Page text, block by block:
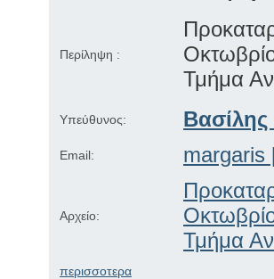
Περίληψη :
Τμήμα
Υπεύθυνος:
Email: margaris
Αρχείο:
Τμήμα
περισσοτερα